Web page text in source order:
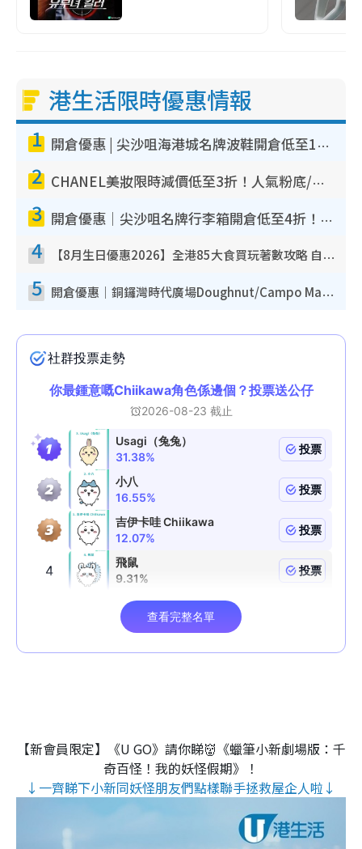
港生活限時優惠情報
1 開倉優惠 | 尖沙咀海港城名牌波鞋開倉低至1折！On鞋$899起／Joy&Peace鞋履$98起
2 CHANEL美妝限時減價低至3折！人氣粉底/唇膏/精華液低至$275！COCO香水都有平
3 開倉優惠｜尖沙咀名牌行李箱開倉低至4折！一連5日 American Tourister/ace./Hallmark $200起！
4 【8月生日優惠2026】全港85大食買玩著數攻略 自助餐/火鍋放題同行免費＋誠品/DONKI送現金券
5 開倉優惠｜銅鑼灣時代廣場Doughnut/Campo Marzio開倉低至1折！背囊、書包、手袋劈價$200起
【新會員限定】《U GO》請你睇👹《蠟筆小新劇場版：千
奇百怪！我的妖怪假期》！
↓一齊睇下小新同妖怪朋友們點樣聯手拯救屋企人啦↓